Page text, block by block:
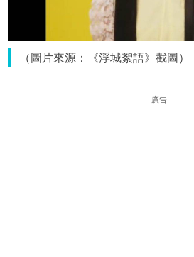
（圖片來源：《浮城絮語》截圖）
廣告